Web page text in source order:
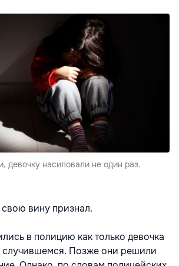
девочку насиловали не один раз.
вину признал.
в полицию как только девочка
случившемся. Позже они решили